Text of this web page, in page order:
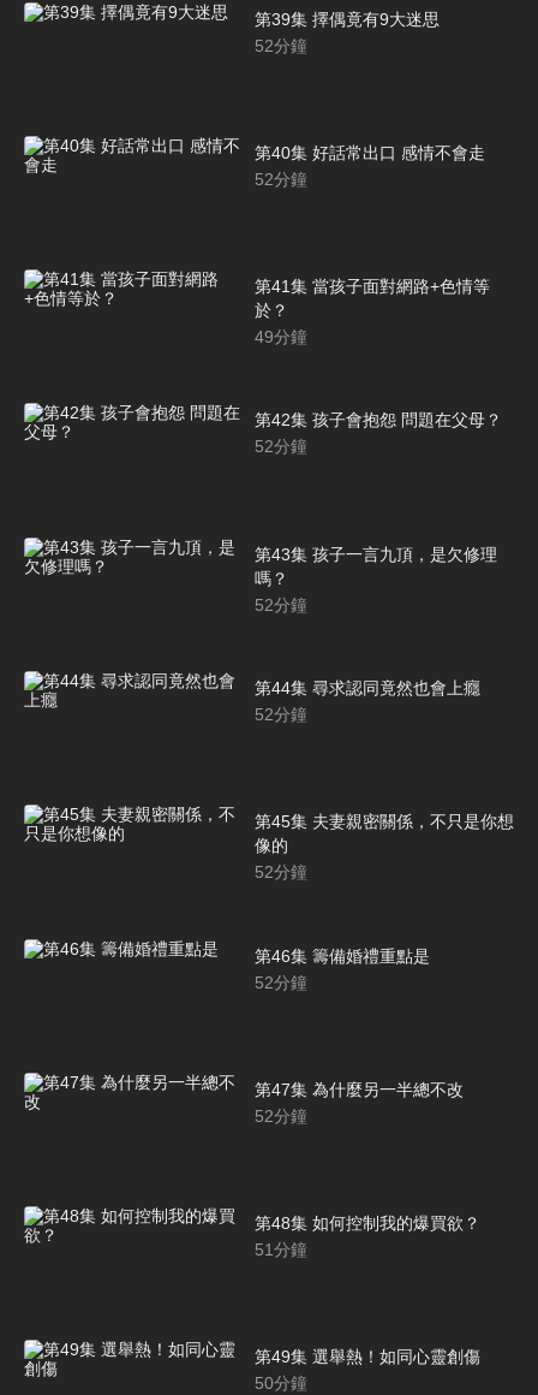
第39集 擇偶竟有9大迷思
52分鐘
第40集 好話常出口 感情不會走
52分鐘
第41集 當孩子面對網路+色情等
於？
49分鐘
第42集 孩子會抱怨 問題在父母？
52分鐘
第43集 孩子一言九頂，是欠修理
嗎？
52分鐘
第44集 尋求認同竟然也會上癮
52分鐘
第45集 夫妻親密關係，不只是你想
像的
52分鐘
第46集 籌備婚禮重點是
52分鐘
第47集 為什麼另一半總不改
52分鐘
第48集 如何控制我的爆買欲？
51分鐘
第49集 選舉熱！如同心靈創傷
50分鐘